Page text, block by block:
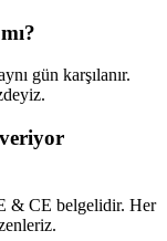
gün karşılanır.
& CE belgelidir. Her